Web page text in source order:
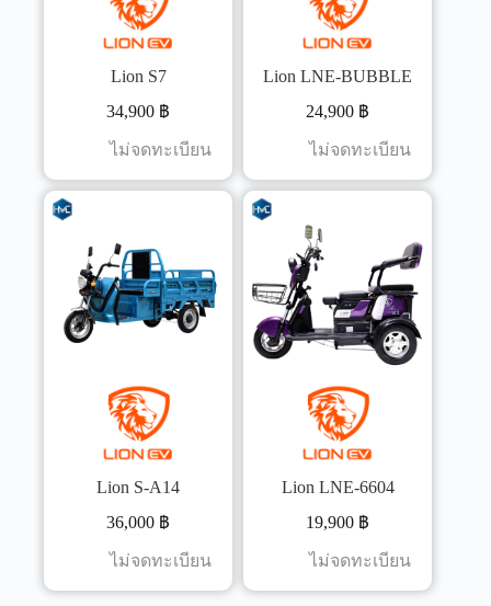
Lion S7
34,900 ฿
ไม่จดทะเบียน
Lion LNE-BUBBLE
24,900 ฿
ไม่จดทะเบียน
Lion S-A14
36,000 ฿
ไม่จดทะเบียน
Lion LNE-6604
19,900 ฿
ไม่จดทะเบียน